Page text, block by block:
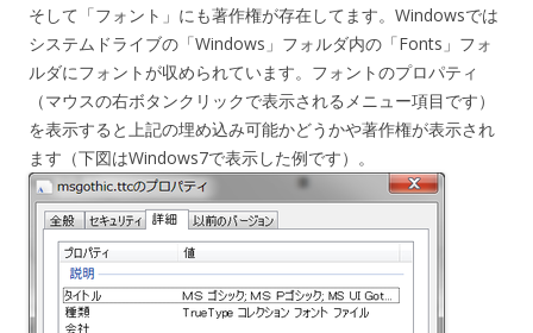
そして「フォント」にも著作権が存在してます。Windowsでは
システムドライブの「Windows」フォルダ内の「Fonts」フォ
ルダにフォントが収められています。フォントのプロパティ
（マウスの右ボタンクリックで表示されるメニュー項目です）
を表示すると上記の埋め込み可能かどうかや著作権が表示され
ます（下図はWindows7で表示した例です）。